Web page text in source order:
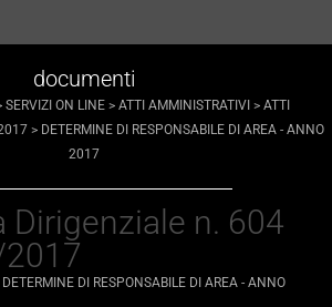
documenti
SERVIZI ON LINE > ATTI AMMINISTRATIVI > ATTI
> DETERMINE DI RESPONSABILE DI AREA - ANNO
2017
Dirigenziale n. 604
DETERMINE DI RESPONSABILE DI AREA - ANNO